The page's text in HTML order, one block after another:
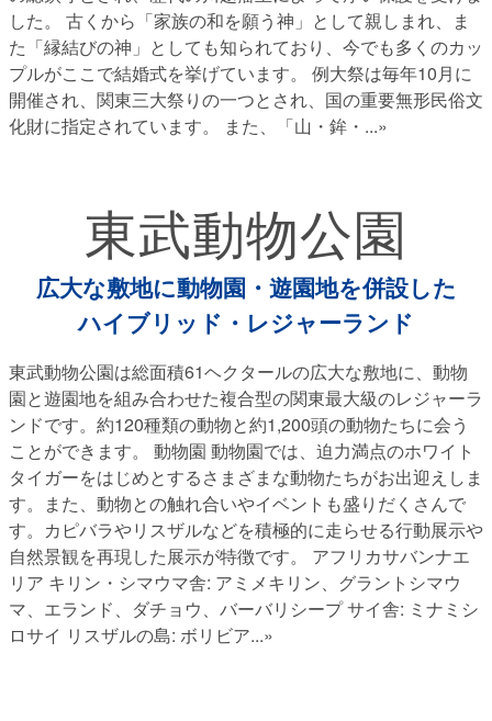
した。 古くから「家族の和を願う神」として親しまれ、ま
た「縁結びの神」としても知られており、今でも多くのカッ
プルがここで結婚式を挙げています。 例大祭は毎年10月に
開催され、関東三大祭りの一つとされ、国の重要無形民俗文
化財に指定されています。 また、「山・鉾・ ...»
東武動物公園
広大な敷地に動物園・遊園地を併設した
ハイブリッド・レジャーランド
東武動物公園は総面積61ヘクタールの広大な敷地に、動物
園と遊園地を組み合わせた複合型の関東最大級のレジャーラ
ンドです。約120種類の動物と約1,200頭の動物たちに会う
ことができます。 動物園 動物園では、迫力満点のホワイト
タイガーをはじめとするさまざまな動物たちがお出迎えしま
す。また、動物との触れ合いやイベントも盛りだくさんで
す。カピバラやリスザルなどを積極的に走らせる行動展示や
自然景観を再現した展示が特徴です。 アフリカサバンナエ
リア キリン・シマウマ舎: アミメキリン、グラントシマウ
マ、エランド、ダチョウ、バーバリシープ サイ舎: ミナミシ
ロサイ リスザルの島: ボリビア...»